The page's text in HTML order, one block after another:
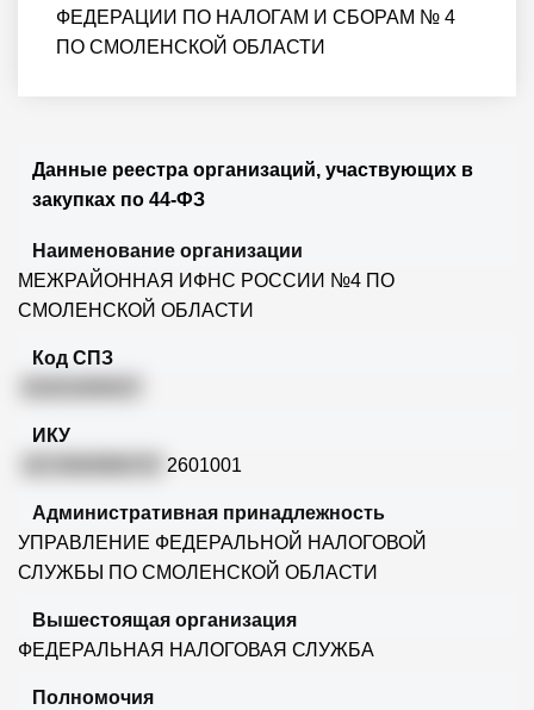
ФЕДЕРАЦИИ ПО НАЛОГАМ И СБОРАМ № 4
ПО СМОЛЕНСКОЙ ОБЛАСТИ
Данные реестра организаций, участвующих в
закупках по 44-ФЗ
Наименование организации
МЕЖРАЙОННАЯ ИФНС РОССИИ №4 ПО
СМОЛЕНСКОЙ ОБЛАСТИ
Код СПЗ
ИКУ
2601001
Административная принадлежность
УПРАВЛЕНИЕ ФЕДЕРАЛЬНОЙ НАЛОГОВОЙ
СЛУЖБЫ ПО СМОЛЕНСКОЙ ОБЛАСТИ
Вышестоящая организация
ФЕДЕРАЛЬНАЯ НАЛОГОВАЯ СЛУЖБА
Полномочия